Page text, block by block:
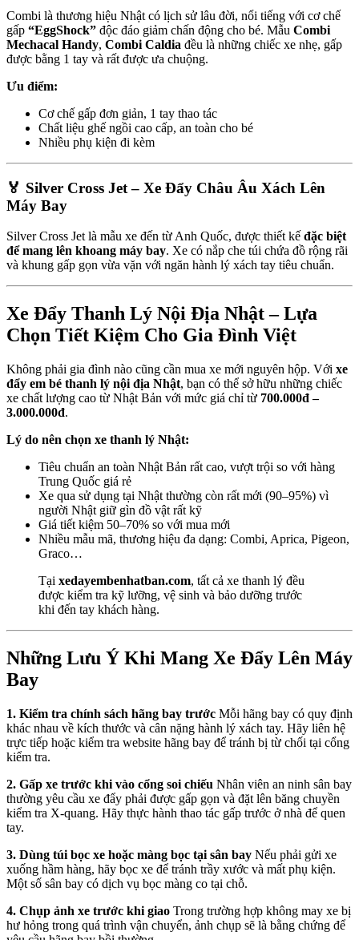
Combi là thương hiệu Nhật có lịch sử lâu đời, nổi tiếng với cơ chế
gấp “EggShock” độc đáo giảm chấn động cho bé. Mẫu Combi
Mechacal Handy, Combi Caldia đều là những chiếc xe nhẹ, gấp
được bằng 1 tay và rất được ưa chuộng.
Ưu điểm:
Cơ chế gấp đơn giản, 1 tay thao tác
Chất liệu ghế ngồi cao cấp, an toàn cho bé
Nhiều phụ kiện đi kèm
🏅 Silver Cross Jet – Xe Đẩy Châu Âu Xách Lên
Máy Bay
Silver Cross Jet là mẫu xe đến từ Anh Quốc, được thiết kế đặc biệt
để mang lên khoang máy bay. Xe có nắp che túi chứa đồ rộng rãi
và khung gấp gọn vừa vặn với ngăn hành lý xách tay tiêu chuẩn.
Xe Đẩy Thanh Lý Nội Địa Nhật – Lựa
Chọn Tiết Kiệm Cho Gia Đình Việt
Không phải gia đình nào cũng cần mua xe mới nguyên hộp. Với xe
đẩy em bé thanh lý nội địa Nhật, bạn có thể sở hữu những chiếc
xe chất lượng cao từ Nhật Bản với mức giá chỉ từ 700.000đ –
3.000.000đ.
Lý do nên chọn xe thanh lý Nhật:
Tiêu chuẩn an toàn Nhật Bản rất cao, vượt trội so với hàng
Trung Quốc giá rẻ
Xe qua sử dụng tại Nhật thường còn rất mới (90–95%) vì
người Nhật giữ gìn đồ vật rất kỹ
Giá tiết kiệm 50–70% so với mua mới
Nhiều mẫu mã, thương hiệu đa dạng: Combi, Aprica, Pigeon,
Graco…
Tại xedayembenhatban.com, tất cả xe thanh lý đều
được kiểm tra kỹ lưỡng, vệ sinh và bảo dưỡng trước
khi đến tay khách hàng.
Những Lưu Ý Khi Mang Xe Đẩy Lên Máy
Bay
1. Kiểm tra chính sách hãng bay trước Mỗi hãng bay có quy định
khác nhau về kích thước và cân nặng hành lý xách tay. Hãy liên hệ
trực tiếp hoặc kiểm tra website hãng bay để tránh bị từ chối tại cổng
kiểm tra.
2. Gấp xe trước khi vào cổng soi chiếu Nhân viên an ninh sân bay
thường yêu cầu xe đẩy phải được gấp gọn và đặt lên băng chuyền
kiểm tra X-quang. Hãy thực hành thao tác gấp trước ở nhà để quen
tay.
3. Dùng túi bọc xe hoặc màng bọc tại sân bay Nếu phải gửi xe
xuống hầm hàng, hãy bọc xe để tránh trầy xước và mất phụ kiện.
Một số sân bay có dịch vụ bọc màng co tại chỗ.
4. Chụp ảnh xe trước khi giao Trong trường hợp không may xe bị
hư hỏng trong quá trình vận chuyển, ảnh chụp sẽ là bằng chứng để